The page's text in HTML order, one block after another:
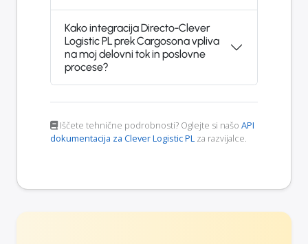
Kako integracija Directo-Clever
Logistic PL prek Cargosona vpliva
na moj delovni tok in poslovne
procese?
Iščete tehnične podrobnosti? Oglejte si našo API
dokumentacija za Clever Logistic PL za razvijalce.